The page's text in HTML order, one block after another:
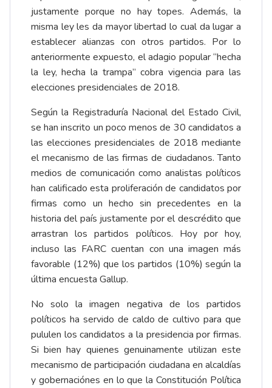
justamente porque no hay topes. Además, la
misma ley les da mayor libertad lo cual da lugar a
establecer alianzas con otros partidos. Por lo
anteriormente expuesto, el adagio popular “hecha
la ley, hecha la trampa” cobra vigencia para las
elecciones presidenciales de 2018.
Según la Registraduría Nacional del Estado Civil,
se han inscrito un poco menos de 30 candidatos a
las elecciones presidenciales de 2018 mediante
el mecanismo de las firmas de ciudadanos. Tanto
medios de comunicación como analistas políticos
han calificado esta proliferación de candidatos por
firmas como un hecho sin precedentes en la
historia del país justamente por el descrédito que
arrastran los partidos políticos. Hoy por hoy,
incluso las FARC cuentan con una imagen más
favorable (12%) que los partidos (10%) según la
última encuesta Gallup.
No solo la imagen negativa de los partidos
políticos ha servido de caldo de cultivo para que
pululen los candidatos a la presidencia por firmas.
Si bien hay quienes genuinamente utilizan este
mecanismo de participación ciudadana en alcaldías
y gobernaciónes en lo que la Constitución Política